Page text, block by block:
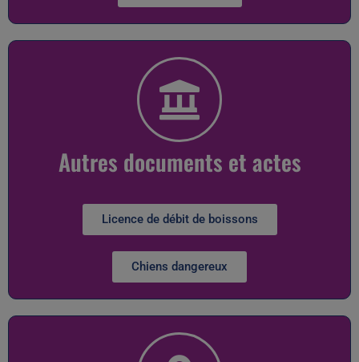
Autres documents et actes
Licence de débit de boissons
Chiens dangereux